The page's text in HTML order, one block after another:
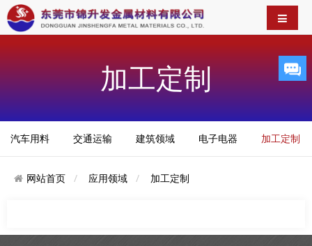
加工定制
汽车用料 交通运输 建筑领域 电子电器 加工定制
网站首页 应用领域 加工定制